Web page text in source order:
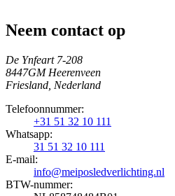
Neem contact op
De Ynfeart 7-208
8447GM Heerenveen
Friesland, Nederland
Telefoonnummer:
+31 51 32 10 111
Whatsapp:
31 51 32 10 111
E-mail:
info@meiposledverlichting.nl
BTW-nummer: